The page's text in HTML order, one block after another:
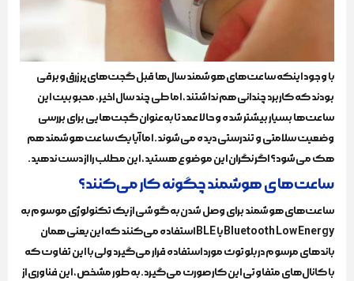
با وجود اینکه ساعت‌های هوشمند سال‌ها قبل گجت‌های پر زرق‌و‌‌برقی
بودند که کاربرد چندانی هم نداشتند، اما طی چند سال اخیر، محبوبیت این
ساعت‌ها بسیار بیشتر شده و حالا عمدتا به‌عنوان گجت‌هایی برای بررسی
وضعیت سلامتی و تندرستی دیده می‌شوند. اما آیا یک ساعت هوشمند هم
هک می‌شود؟ اگر نگران این موضوع هستید، این مطلب را از دست ندهید.
ساعت‌های هوشمند چگونه کار می‌کنند؟
ساعت‌های هوشمند برای وصل شدن به گوشی از یک تکنولوژی موسوم به
Bluetooth Low Energy یا BLE استفاده می‌کنند که این یعنی همان
باند‌های مرسوم در بلوتوث مورد استفاده قرار می‌گیرد ولی با این تفاوت که
با کانال‌های متفاوتی این کار صورت می‌گیرد. به طور مشخص، این فناوری از